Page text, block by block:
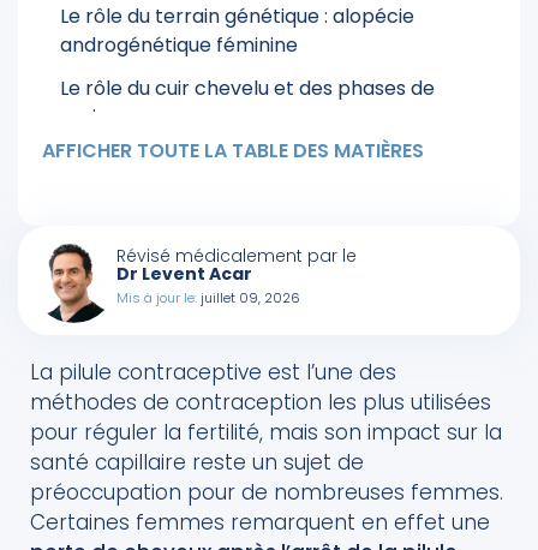
Le rôle du terrain génétique : alopécie
androgénétique féminine
Le rôle du cuir chevelu et des phases de
croissance
Quelles pilules sont à privilégier en cas de
la pilule ?
Quand envisager une greffe de cheveux ?
AFFICHER TOUTE LA TABLE DES MATIÈRES
Révisé médicalement par le
Dr Levent Acar
Mis à jour le:juillet 09, 2026
La pilule contraceptive est l’une des
méthodes de contraception les plus utilisées
pour réguler la fertilité, mais son impact sur la
santé capillaire reste un sujet de
préoccupation pour de nombreuses femmes.
Certaines femmes remarquent en effet une